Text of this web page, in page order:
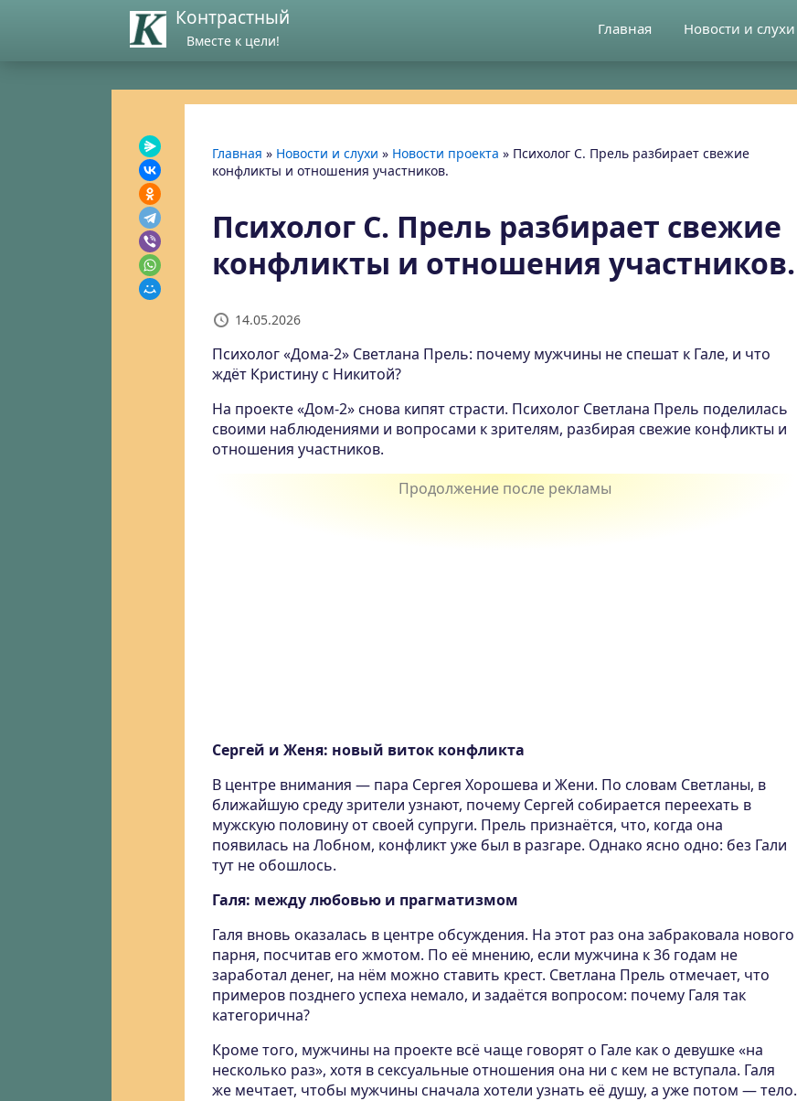
Контрастный
Вместе к цели!
Главная Новости и слухи
Главная » Новости и слухи » Новости проекта » Психолог С. Прель разбирает свежие
конфликты и отношения участников.
Психолог С. Прель разбирает свежие
конфликты и отношения участников.
14.05.2026
Психолог «Дома-2» Светлана Прель: почему мужчины не спешат к Гале, и что
ждёт Кристину с Никитой?
На проекте «Дом-2» снова кипят страсти. Психолог Светлана Прель поделилась
своими наблюдениями и вопросами к зрителям, разбирая свежие конфликты и
отношения участников.
Сергей и Женя: новый виток конфликта
В центре внимания — пара Сергея Хорошева и Жени. По словам Светланы, в
ближайшую среду зрители узнают, почему Сергей собирается переехать в
мужскую половину от своей супруги. Прель признаётся, что, когда она
появилась на Лобном, конфликт уже был в разгаре. Однако ясно одно: без Гали
тут не обошлось.
Галя: между любовью и прагматизмом
Галя вновь оказалась в центре обсуждения. На этот раз она забраковала нового
парня, посчитав его жмотом. По её мнению, если мужчина к 36 годам не
заработал денег, на нём можно ставить крест. Светлана Прель отмечает, что
примеров позднего успеха немало, и задаётся вопросом: почему Галя так
категорична?
Кроме того, мужчины на проекте всё чаще говорят о Гале как о девушке «на
несколько раз», хотя в сексуальные отношения она ни с кем не вступала. Галя
же мечтает, чтобы мужчины сначала хотели узнать её душу, а уже потом — тело.